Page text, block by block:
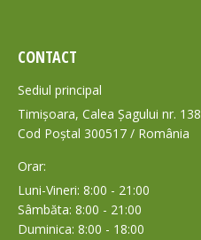
CONTACT
Sediul principal
Timișoara, Calea Șagului nr.
Cod Poștal 300517 / România
Orar:
Luni-Vineri: 8:00 - 21:00
Sâmbăta: 8:00 - 21:00
Duminica: 8:00 - 18:00